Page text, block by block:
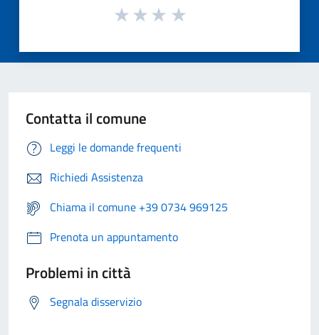
Contatta il comune
Leggi le domande frequenti
Richiedi Assistenza
Chiama il comune +39 0734 969125
Prenota un appuntamento
Problemi in città
Segnala disservizio